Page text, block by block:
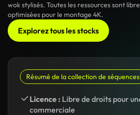
wok stylisés. Toutes les ressources sont
optimisées pour le montage 4K.
Explorez tous les stocks
Résumé de la collection de séquences
Licence : Libre de droits pour
commerciale